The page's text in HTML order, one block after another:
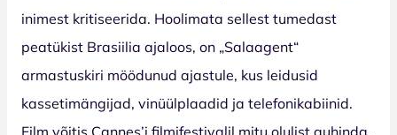
inimest kritiseerida. Hoolimata sellest tumedast
peatükist Brasiilia ajaloos, on „Salaagent“
armastuskiri möödunud ajastule, kus leidusid
kassetimängijad, vinüülplaadid ja telefonikabiinid.
Film võitis Cannes’i filmifestivalil mitu olulist auhinda,